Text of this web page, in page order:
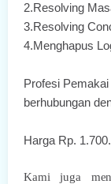
2.Resolving
3.Resolving
4.Menghapus
Profesi
berhubungan
Harga Rp.
Kami juga